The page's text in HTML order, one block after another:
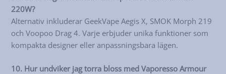
220W?
Alternativ inkluderar GeekVape Aegis X, SMOK Morph 219
och Voopoo Drag 4. Varje erbjuder unika funktioner som
kompakta designer eller anpassningsbara lägen.
10. Hur undviker jag torra bloss med Vaporesso Armour